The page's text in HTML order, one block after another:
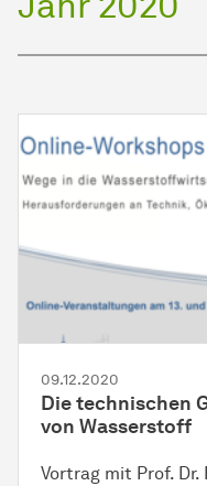
09.12.2020
Die technischen
von Wasserstoff
Vortrag mit Prof. Dr.